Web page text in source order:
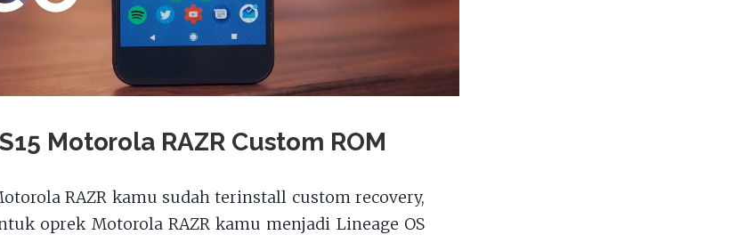
Motorola RAZR Custom ROM
RAZR kamu sudah terinstall custom recovery,
oprek Motorola RAZR kamu menjadi Lineage OS